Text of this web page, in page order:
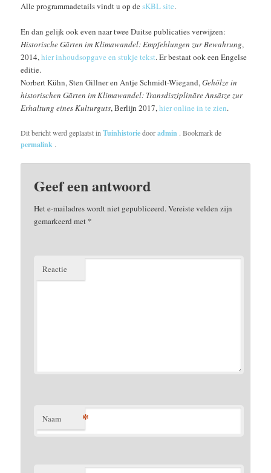
Alle programmadetails vindt u op desKBL site.
En dan gelijk ook even naar twee Duitse publicaties verwijzen:
Historische Gärten im Klimawandel: Empfehlungen zur Bewahrung,
2014,hier inhoudsopgave en stukje tekst. Er bestaat ook een Engelse
editie.
Norbert Kühn, Sten Gillner en Antje Schmidt-Wiegand,Gehölze in
historischen Gärten im Klimawandel: Transdisziplinäre Ansätze zur
Erhaltung eines Kulturguts, Berlijn 2017,hier online in te zien.
Dit bericht werd geplaatst inTuinhistoriedooradmin . Bookmark de
permalink .
Geef een antwoord
Het e-mailadres wordt niet gepubliceerd. Vereiste velden zijn
gemarkeerd met *
Reactie
Naam *